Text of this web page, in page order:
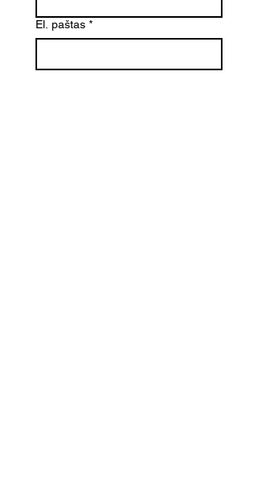
El. paštas *